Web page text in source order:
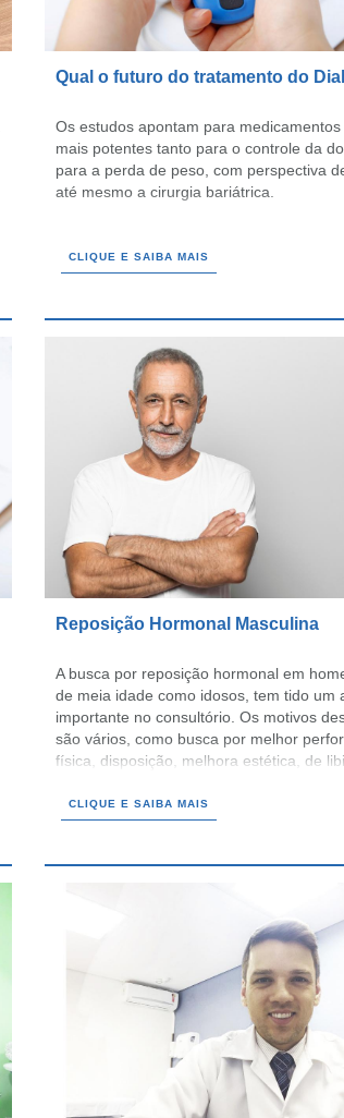
Qual o futuro do tratamento do
Os estudos apontam para
mais potentes tanto para o controle da
para a perda de peso, com perspectiva
até mesmo a cirurgia bariátrica.
CLIQUE E SAIBA MAIS
Reposição Hormonal Masculina
A busca por reposição hormonal em
de meia idade como idosos, tem tido um
importante no consultório. Os motivos
são vários, como busca por melhor
física, disposição, melhora estética, de
desinformação
CLIQUE E SAIBA MAIS